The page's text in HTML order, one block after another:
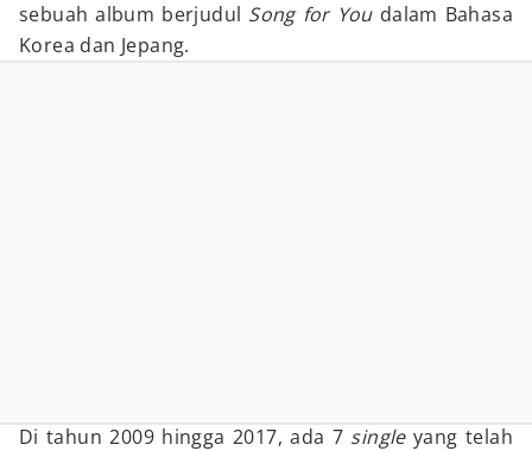
sebuah album berjudul Song for You dalam Bahasa
Korea dan Jepang.
Di tahun 2009 hingga 2017, ada 7 singleyang telah